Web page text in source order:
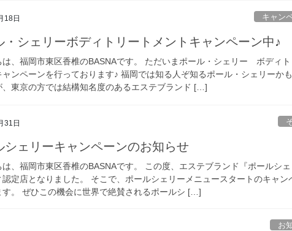
18日 キャン
・シェリーボディトリートメントキャンペーン中♪
は、福岡市東区香椎のBASNAです。 ただいまポール・シェリー ボディト
ャンペーンを行っております♪ 福岡では知る人ぞ知るポール・シェリーか
、東京の方では結構知名度のあるエステブランド […]
31日
シェリーキャンペーンのお知らせ
は、福岡市東区香椎のBASNAです。 この度、エステブランド『ポールシェ
認定店となりました。 そこで、ポールシェリーメニュースタートのキャン
す。 ぜひこの機会に世界で絶賛されるポールシ […]
お